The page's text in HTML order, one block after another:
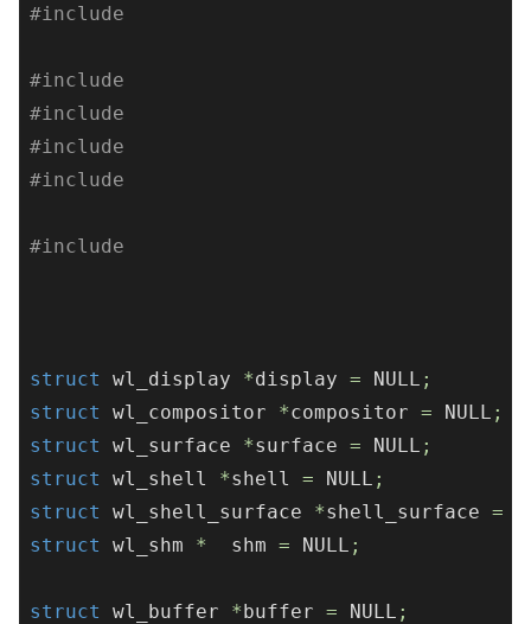
#include
#include
#include
#include
#include
#include
struct wl_display *display = NULL ;
struct
wl_compositor *compositor = NULL ;
struct
wl_surface *surface = NULL ;
struct
wl_shell *shell = NULL ;
struct
wl_shell_surface *shell_surface =
struct
wl_shm * shm = NULL ;
struct wl_buffer *buffer = NULL ;